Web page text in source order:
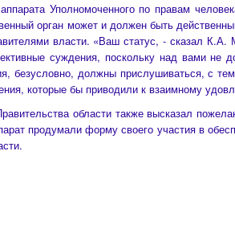
Уполномоченного по правам
орган может и должен быть
власти. «Ваш статус, - сказал К.А.
суждения, поскольку над вами не
безусловно, должны прислушиваться, с
которые бы приводили к взаимному
области также высказал
продумали форму своего участия в